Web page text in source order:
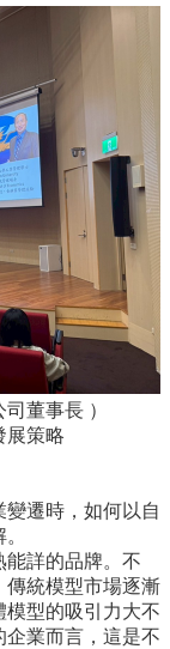
董事長 ）
展策略
遷時，如何以自
能詳的品牌。不
傳統模型市場逐漸
型的吸引力大不
業而言，這是不